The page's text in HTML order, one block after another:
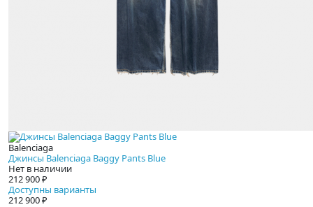
Balenciaga
Джинсы Balenciaga Baggy Pants Blue
Нет в наличии
212 900 ₽
Доступны варианты
212 900 ₽